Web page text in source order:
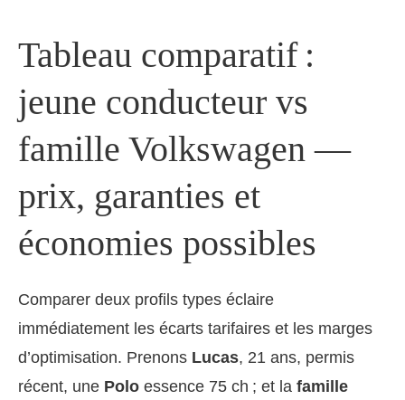
Tableau comparatif :
jeune conducteur vs
famille Volkswagen —
prix, garanties et
économies possibles
Comparer deux profils types éclaire
immédiatement les écarts tarifaires et les marges
d’optimisation. Prenons Lucas, 21 ans, permis
récent, une Polo essence 75 ch ; et la famille